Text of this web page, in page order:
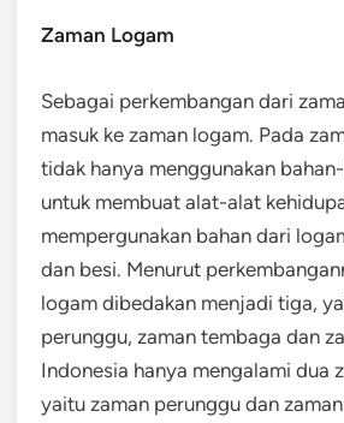
Zaman Logam
Sebagai perkembangan dari
masuk ke zaman logam. Pada
tidak hanya menggunakan
untuk membuat alat-alat
mempergunakan bahan dari
dan besi. Menurut
logam dibedakan menjadi tiga,
perunggu, zaman tembaga dan
Indonesia hanya mengalami dua
yaitu zaman perunggu dan